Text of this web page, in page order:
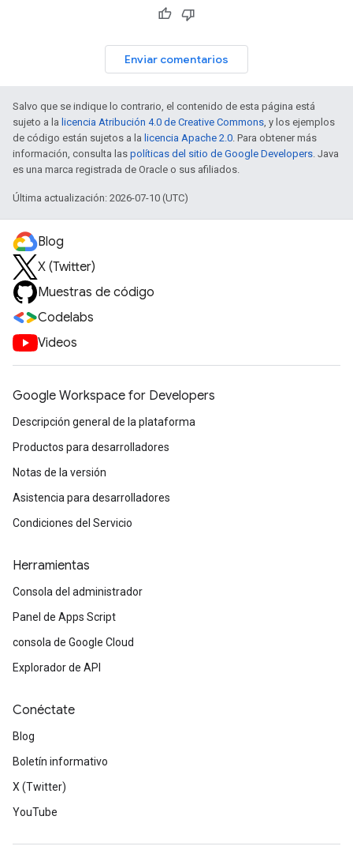
Enviar comentarios
Salvo que se indique lo contrario, el contenido de esta página está
sujeto a la licencia Atribución 4.0 de Creative Commons, y los ejemplos
de código están sujetos a la licencia Apache 2.0. Para obtener más
información, consulta las políticas del sitio de Google Developers. Java
es una marca registrada de Oracle o sus afiliados.
Última actualización: 2026-07-10 (UTC)
Blog
X (Twitter)
Muestras de código
Codelabs
Videos
Google Workspace for Developers
Descripción general de la plataforma
Productos para desarrolladores
Notas de la versión
Asistencia para desarrolladores
Condiciones del Servicio
Herramientas
Consola del administrador
Panel de Apps Script
consola de Google Cloud
Explorador de API
Conéctate
Blog
Boletín informativo
X (Twitter)
YouTube